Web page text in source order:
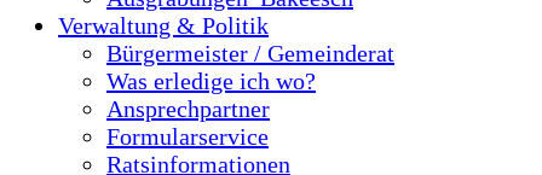
Verwaltung & Politik
Bürgermeister / Gemeinderat
Was erledige ich wo?
Ansprechpartner
Formularservice
Ratsinformationen